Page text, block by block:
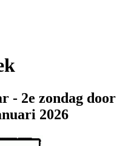
- 2e zondag door
2026